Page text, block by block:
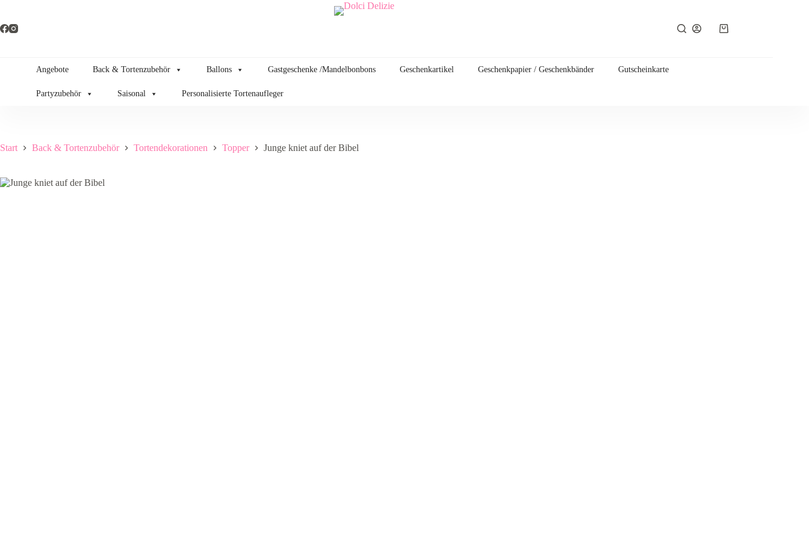
springen
Warenkorb
Angebote Back & Tortenzubehör Ballons Gastgeschenke /Mandelbonbons Geschenkartikel Geschenkpapier / Geschenkbänder Gutscheinkarte
Partyzubehör Saisonal Personalisierte Tortenaufleger
Start Back & Tortenzubehör Tortendekorationen Topper Junge kniet auf der Bibel